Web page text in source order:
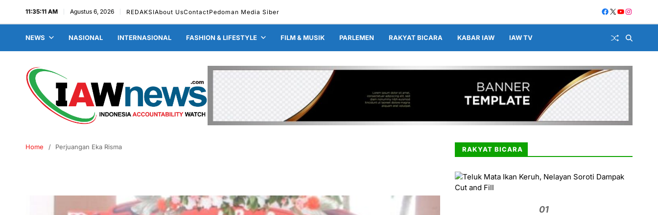
11:35:12 AM Agustus 6, 2026 REDAKSIAbout UsContactPedoman Media Siber
NEWS NASIONAL INTERNASIONAL FASHION & LIFESTYLE FILM & MUSIK PARLEMEN RAKYAT BICARA KABAR IAW IAW TV
Home Perjuangan Eka Risma RAKYAT BICARA
01